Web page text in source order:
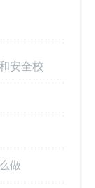
安全校
做